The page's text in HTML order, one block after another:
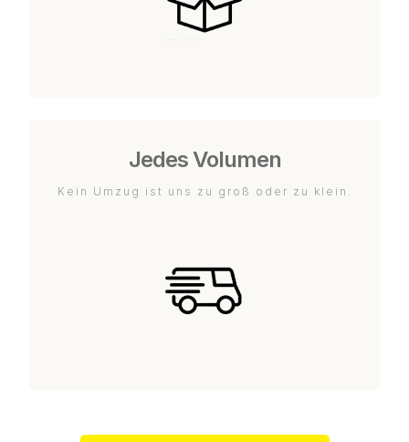
Jedes Volumen
Kein Umzug ist uns zu groß oder zu klein.